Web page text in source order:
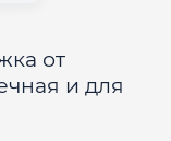
от
и для